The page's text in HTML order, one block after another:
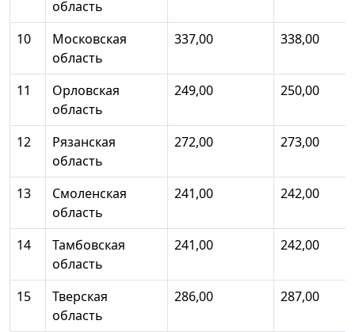
область
10
Московская
область
337,00 338,00
11
Орловская
область
249,00 250,00
12
Рязанская
область
272,00 273,00
13
Смоленская
область
241,00 242,00
14
Тамбовская
область
241,00 242,00
15
Тверская
область
286,00 287,00